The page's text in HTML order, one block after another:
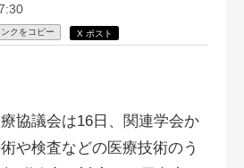
ンクをコピー X ポスト
協議会は16日、関連学会か
や検査などの医療技術のう